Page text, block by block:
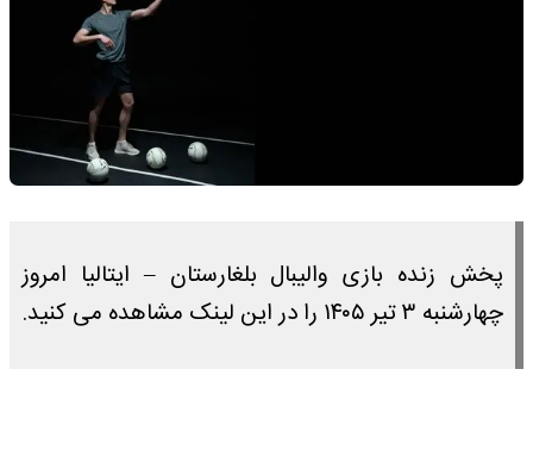
پخش زنده بازی والیبال بلغارستان – ایتالیا امروز
چهارشنبه ۳ تیر ۱۴۰۵ را در این لینک مشاهده می کنید.